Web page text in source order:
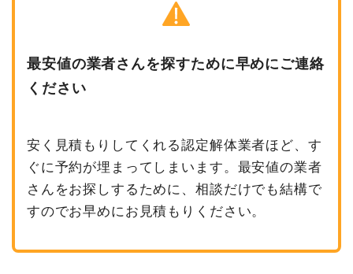
最安値の業者さんを探すために早めにご連絡
ください
安く見積もりしてくれる認定解体業者ほど、す
ぐに予約が埋まってしまいます。最安値の業者
さんをお探しするために、相談だけでも結構で
すのでお早めにお見積もりください。